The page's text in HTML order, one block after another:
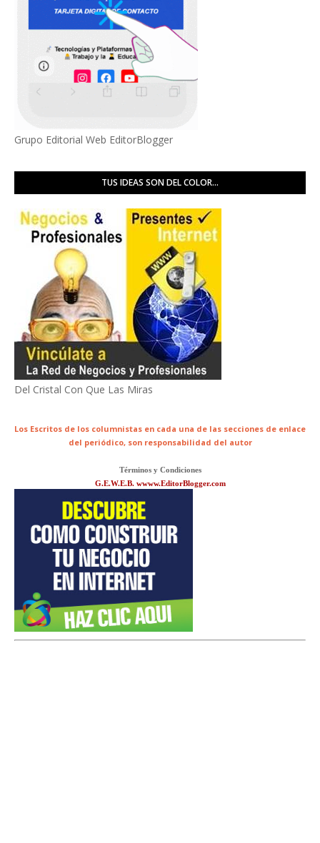
Grupo Editorial Web EditorBlogger
TUS IDEAS SON DEL COLOR...
Del Cristal Con Que Las Miras
Los Escritos de los columnistas en cada una de las secciones de enlace
del periódico, son responsabilidad del autor
Términos y Condiciones
G.E.W.E.B. wwww.EditorBlogger.com